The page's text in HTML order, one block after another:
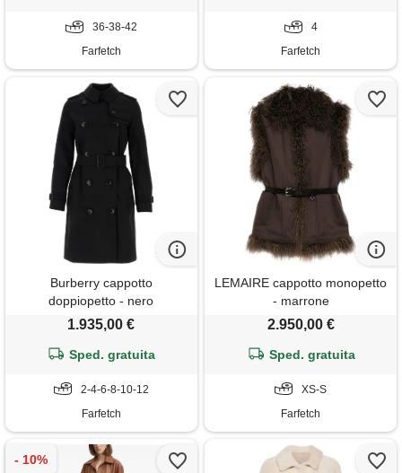
36-38-42
Farfetch
4
Farfetch
Burberry cappotto
doppiopetto - nero
1.935,00 €
Sped. gratuita
2-4-6-8-10-12
Farfetch
LEMAIRE cappotto monopetto
- marrone
2.950,00 €
Sped. gratuita
XS-S
Farfetch